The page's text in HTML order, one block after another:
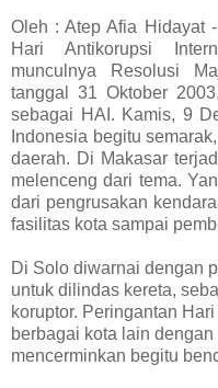
Oleh : Atep Afia Hidayat
Hari Antikorupsi
munculnya Resolusi
tanggal 31 Oktober
sebagai HAI. Kamis, 9
Indonesia begitu
daerah. Di Makasar
melenceng dari tema.
dari pengrusakan
fasilitas kota sampai
Di Solo diwarnai dengan
untuk dilindas kereta,
koruptor. Peringantan
berbagai kota lain
mencerminkan begitu